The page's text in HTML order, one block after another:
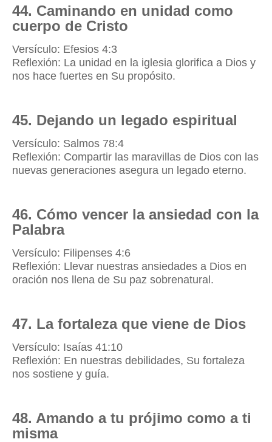
44. Caminando en unidad como
cuerpo de Cristo
Versículo: Efesios 4:3
Reflexión: La unidad en la iglesia glorifica a Dios y
nos hace fuertes en Su propósito.
45. Dejando un legado espiritual
Versículo: Salmos 78:4
Reflexión: Compartir las maravillas de Dios con las
nuevas generaciones asegura un legado eterno.
46. Cómo vencer la ansiedad con la
Palabra
Versículo: Filipenses 4:6
Reflexión: Llevar nuestras ansiedades a Dios en
oración nos llena de Su paz sobrenatural.
47. La fortaleza que viene de Dios
Versículo: Isaías 41:10
Reflexión: En nuestras debilidades, Su fortaleza
nos sostiene y guía.
48. Amando a tu prójimo como a ti
misma